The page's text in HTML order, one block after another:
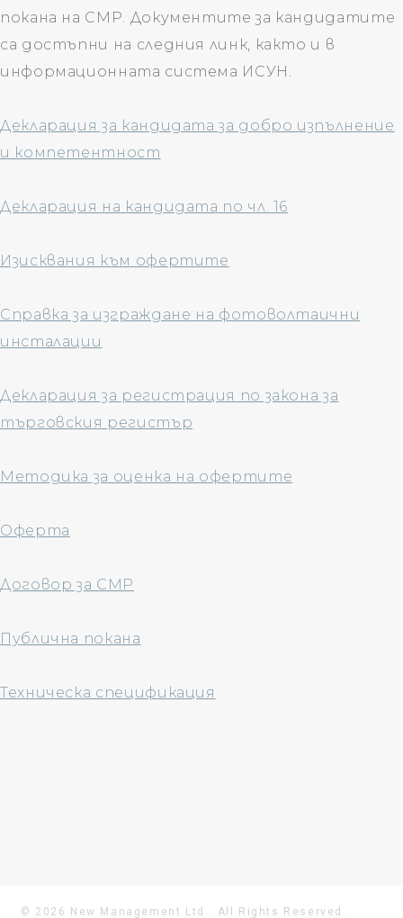
покана на СМР. Документите за кандидатите
са достъпни на следния линк, както и в
информационната система ИСУН.
Декларация за кандидата за добро изпълнение
и компетентност
Декларация на кандидата по чл. 16
Изисквания към офертите
Справка за изграждане на фотоволтаични
инсталации
Декларация за регистрация по закона за
търговския регистър
Методика за оценка на офертите
Оферта
Договор за СМР
Публична покана
Техническа спецификация
© 2026 New Management Ltd.. All Rights Reserved.